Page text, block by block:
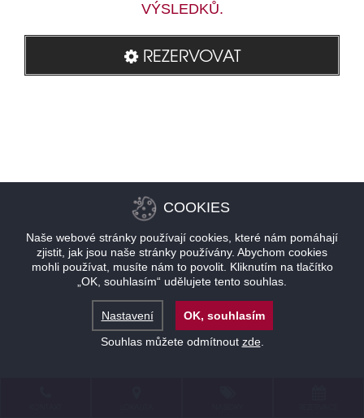
VÝSLEDKŮ.
REZERVOVAT
COOKIES
Naše webové stránky používají cookies, které nám pomáhají
zjistit, jak jsou naše stránky používány. Abychom cookies
mohli používat, musíte nám to povolit. Kliknutím na tlačítko
„OK, souhlasím“ udělujete tento souhlas.
Nastavení
OK, souhlasím
Souhlas můžete odmítnout zde.